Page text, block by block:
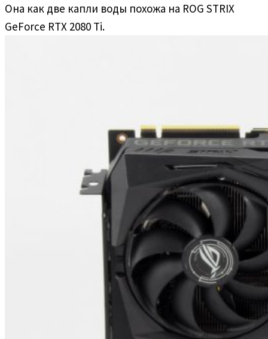
Она как две капли воды похожа на ROG STRIX
GeForce RTX 2080 Ti.